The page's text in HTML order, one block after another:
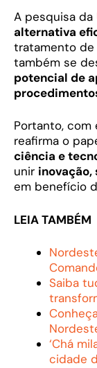
A pesquisa da
alternativa
tratamento de
também se
potencial de
Portanto, com
reafirma o
ciência e
unir
em benefício
LEIA TAMBÉM
Saiba
‘Chá
cidade